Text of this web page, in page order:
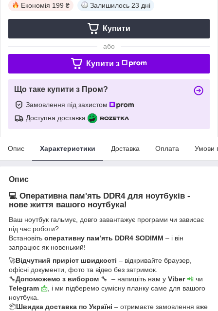
Економія 199 ₴ Залишилось 23 дні
Купити
або
Купити з
Що таке купити з Пром?
Замовлення під захистом
Доступна доставка
Опис Характеристики Доставка Оплата Умови
Опис
💻 Оперативна пам'ять DDR4 для ноутбуків -
нове життя вашого ноутбука!
Ваш ноутбук гальмує, довго завантажує програми чи зависає
під час роботи?
Встановіть оперативну пам’ять DDR4 SODIMM – і він
запрацює як новенький!
🚀Відчутний приріст швидкості – відкривайте браузер,
офісні документи, фото та відео без затримок.
🔧Допоможемо з вибором 🔧 – напишіть нам у Viber📲 чи
Telegram 📩 , і ми підберемо сумісну планку саме для вашого
ноутбука.
📦Швидка доставка по Україні – отримаєте замовлення вже